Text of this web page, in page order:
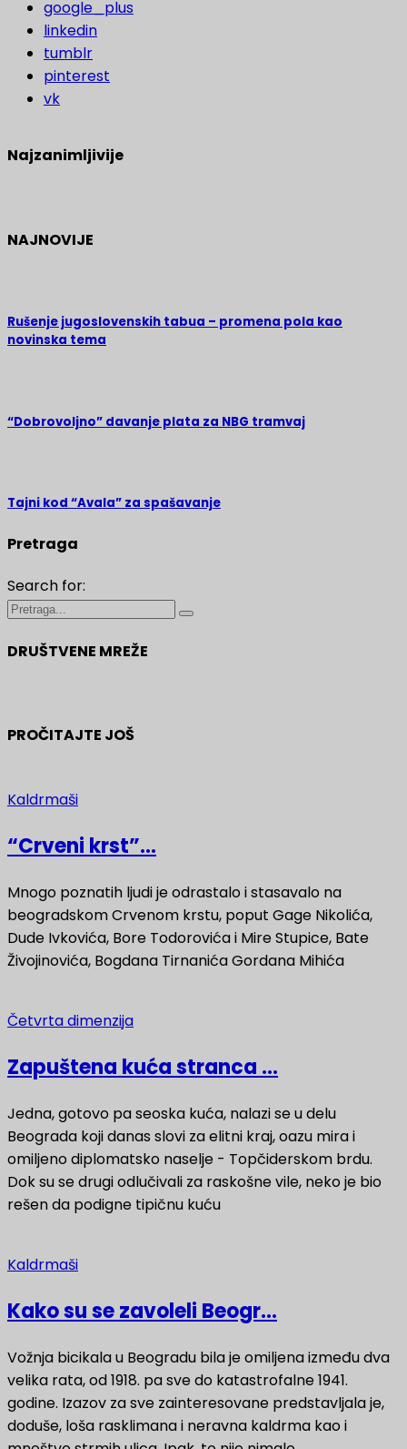
google_plus
linkedin
tumblr
pinterest
vk
Najzanimljivije
NAJNOVIJE
Rušenje jugoslovenskih tabua – promena pola kao
novinska tema
“Dobrovoljno” davanje plata za NBG tramvaj
Tajni kod “Avala” za spašavanje
Pretraga
Search for:
DRUŠTVENE MREŽE
PROČITAJTE JOŠ
Kaldrmaši
“Crveni krst”...
Mnogo poznatih ljudi je odrastalo i stasavalo na
beogradskom Crvenom krstu, poput Gage Nikolića,
Dude Ivkovića, Bore Todorovića i Mire Stupice, Bate
Živojinovića, Bogdana Tirnanića Gordana Mihića
Četvrta dimenzija
Zapuštena kuća stranca ...
Jedna, gotovo pa seoska kuća, nalazi se u delu
Beograda koji danas slovi za elitni kraj, oazu mira i
omiljeno diplomatsko naselje - Topčiderskom brdu.
Dok su se drugi odlučivali za raskošne vile, neko je bio
rešen da podigne tipičnu kuću
Kaldrmaši
Kako su se zavoleli Beogr...
Vožnja bicikala u Beogradu bila je omiljena između dva
velika rata, od 1918. pa sve do katastrofalne 1941.
godine. Izazov za sve zainteresovane predstavljala je,
doduše, loša rasklimana i neravna kaldrma kao i